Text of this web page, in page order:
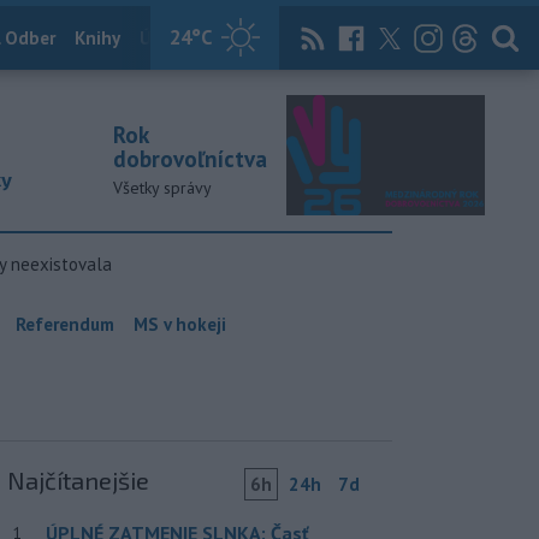
24°C
Odber Knihy Útulkovo Magazín News Now Archív
Rok
dobrovoľníctva
Všetky správy
neexistovala
Referendum MS v hokeji
Najčítanejšie 6h 24h 7d
1 ÚPLNÉ ZATMENIE SLNKA: Časť